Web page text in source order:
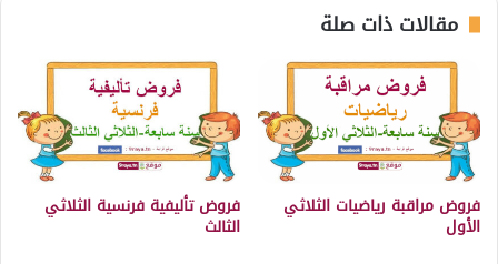
مقالات ذات صلة
فروض مراقبة رياضيات الثلاثي
الأول
فروض تأليفية فرنسية الثلاثي
الثالث